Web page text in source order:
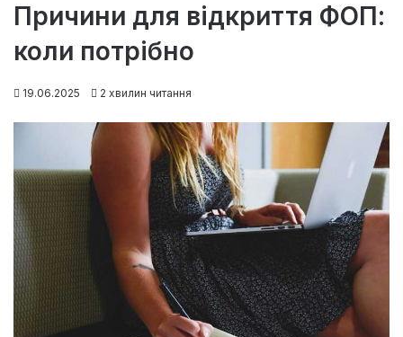
Причини для відкриття ФОП:
коли потрібно
19.06.2025 2 хвилин читання